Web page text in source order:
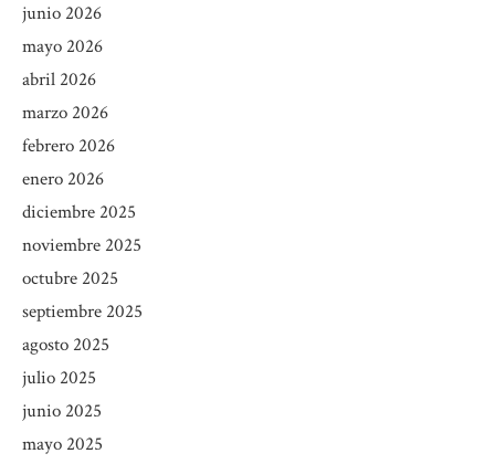
junio 2026
mayo 2026
abril 2026
marzo 2026
febrero 2026
enero 2026
diciembre 2025
noviembre 2025
octubre 2025
septiembre 2025
agosto 2025
julio 2025
junio 2025
mayo 2025